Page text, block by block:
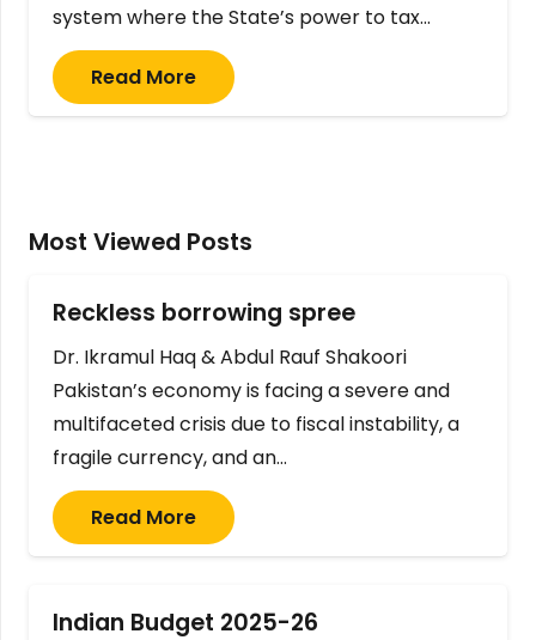
system where the State’s power to tax…
Read More
Most Viewed Posts
Reckless borrowing spree
Dr. Ikramul Haq & Abdul Rauf Shakoori
Pakistan’s economy is facing a severe and
multifaceted crisis due to fiscal instability, a
fragile currency, and an…
Read More
Indian Budget 2025-26